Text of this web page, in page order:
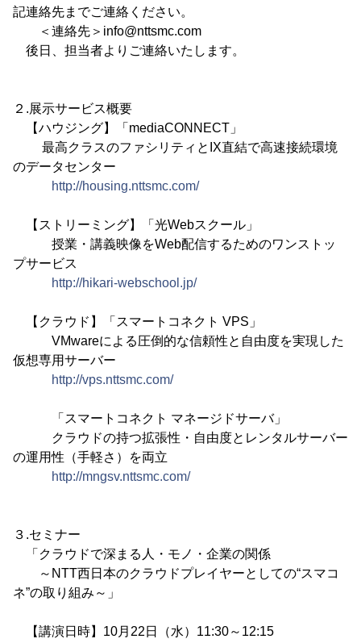
記連絡先までご連絡ください。
＜連絡先＞info@nttsmc.com
後日、担当者よりご連絡いたします。
２.展示サービス概要
【ハウジング】「mediaCONNECT」
最高クラスのファシリティとIX直結で高速接続環境
のデータセンター
http://housing.nttsmc.com/
【ストリーミング】「光Webスクール」
授業・講義映像をWeb配信するためのワンストッ
プサービス
http://hikari-webschool.jp/
【クラウド】「スマートコネクト VPS」
VMwareによる圧倒的な信頼性と自由度を実現した
仮想専用サーバー
http://vps.nttsmc.com/
「スマートコネクト マネージドサーバ」
クラウドの持つ拡張性・自由度とレンタルサーバー
の運用性（手軽さ）を両立
http://mngsv.nttsmc.com/
３.セミナー
「クラウドで深まる人・モノ・企業の関係
～NTT西日本のクラウドプレイヤーとしての“スマコ
ネ”の取り組み～」
【講演日時】10月22日（水）11:30～12:15